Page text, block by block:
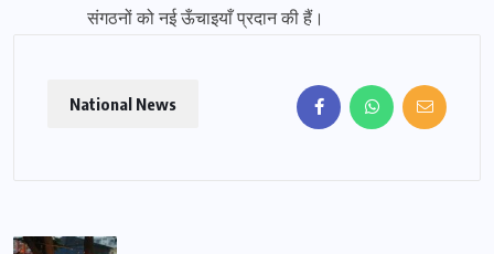
संगठनों को नई ऊँचाइयाँ प्रदान की हैं।
National News